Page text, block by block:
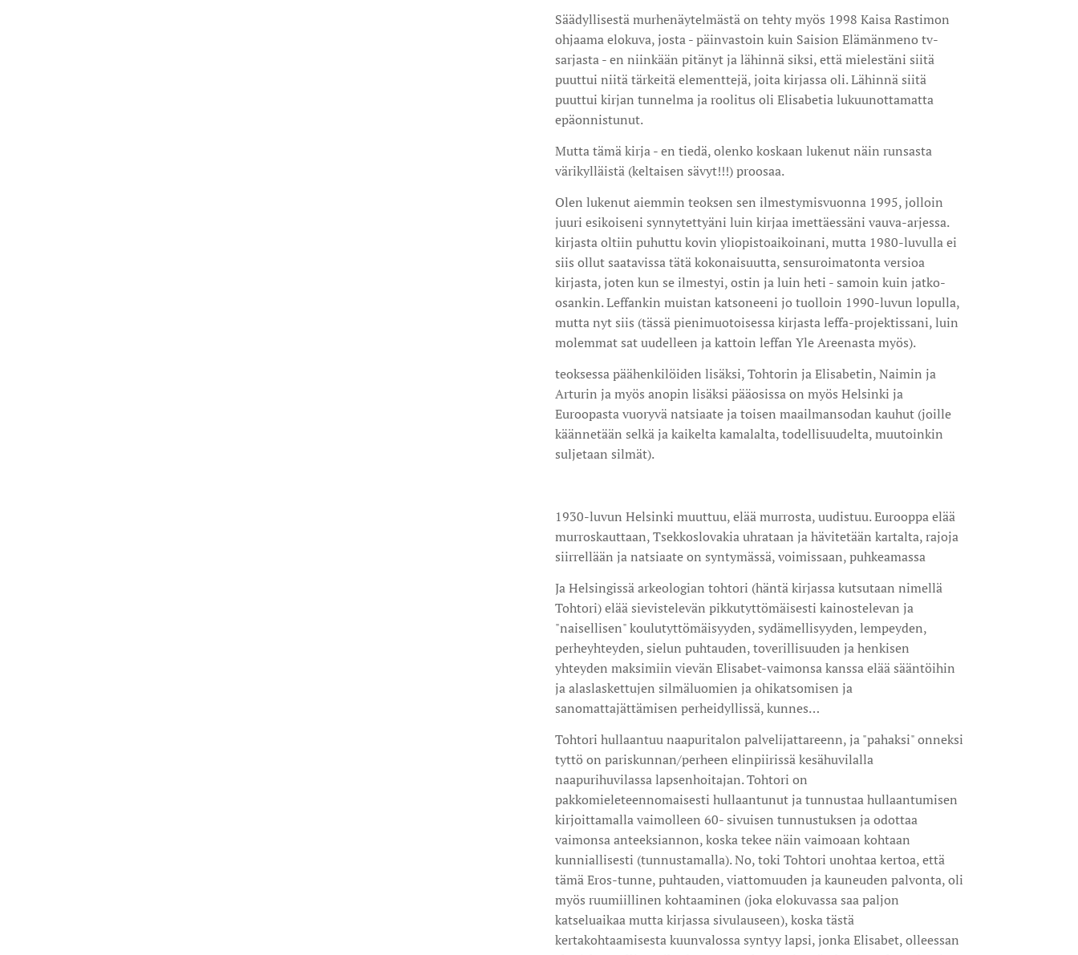
Säädyllisestä murhenäytelmästä on tehty myös 1998 Kaisa Rastimon
ohjaama elokuva, josta - päinvastoin kuin Saision Elämänmeno tv-
sarjasta - en niinkään pitänyt ja lähinnä siksi, että mielestäni siitä
puuttui niitä tärkeitä elementtejä, joita kirjassa oli. Lähinnä siitä
puuttui kirjan tunnelma ja roolitus oli Elisabetia lukuunottamatta
epäonnistunut.
Mutta tämä kirja - en tiedä, olenko koskaan lukenut näin runsasta
värikylläistä (keltaisen sävyt!!!) proosaa.
Olen lukenut aiemmin teoksen sen ilmestymisvuonna 1995, jolloin
juuri esikoiseni synnytettyäni luin kirjaa imettäessäni vauva-arjessa.
kirjasta oltiin puhuttu kovin yliopistoaikoinani, mutta 1980-luvulla ei
siis ollut saatavissa tätä kokonaisuutta, sensuroimatonta versioa
kirjasta, joten kun se ilmestyi, ostin ja luin heti - samoin kuin jatko-
osankin. Leffankin muistan katsoneeni jo tuolloin 1990-luvun lopulla,
mutta nyt siis (tässä pienimuotoisessa kirjasta leffa-projektissani, luin
molemmat sat uudelleen ja kattoin leffan Yle Areenasta myös).
teoksessa päähenkilöiden lisäksi, Tohtorin ja Elisabetin, Naimin ja
Arturin ja myös anopin lisäksi pääosissa on myös Helsinki ja
Euroopasta vuoryvä natsiaate ja toisen maailmansodan kauhut (joille
käännetään selkä ja kaikelta kamalalta, todellisuudelta, muutoinkin
suljetaan silmät).
1930-luvun Helsinki muuttuu, elää murrosta, uudistuu. Eurooppa elää
murroskauttaan, Tsekkoslovakia uhrataan ja hävitetään kartalta, rajoja
siirrellään ja natsiaate on syntymässä, voimissaan, puhkeamassa
Ja Helsingissä arkeologian tohtori (häntä kirjassa kutsutaan nimellä
Tohtori) elää sievistelevän pikkutyttömäisesti kainostelevan ja
"naisellisen" koulutyttömäisyyden, sydämellisyyden, lempeyden,
perheyhteyden, sielun puhtauden, toverillisuuden ja henkisen
yhteyden maksimiin vievän Elisabet-vaimonsa kanssa elää sääntöihin
ja alaslaskettujen silmäluomien ja ohikatsomisen ja
sanomattajättämisen perheidyllissä, kunnes…
Tohtori hullaantuu naapuritalon palvelijattareenn, ja "pahaksi" onneksi
tyttö on pariskunnan/perheen elinpiirissä kesähuvilalla
naapurihuvilassa lapsenhoitajan. Tohtori on
pakkomieleteennomaisesti hullaantunut ja tunnustaa hullaantumisen
kirjoittamalla vaimolleen 60- sivuisen tunnustuksen ja odottaa
vaimonsa anteeksiannon, koska tekee näin vaimoaan kohtaan
kunniallisesti (tunnustamalla). No, toki Tohtori unohtaa kertoa, että
tämä Eros-tunne, puhtauden, viattomuuden ja kauneuden palvonta, oli
myös ruumiillinen kohtaaminen (joka elokuvassa saa paljon
katseluaikaa mutta kirjassa sivulauseen), koska tästä
kertakohtaamisesta kuunvalossa syntyy lapsi, jonka Elisabet, olleessan